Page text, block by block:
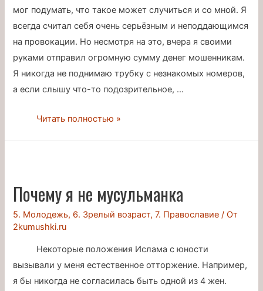
мог подумать, что такое может случиться и со мной. Я
всегда считал себя очень серьёзным и неподдающимся
на провокации. Но несмотря на это, вчера я своими
руками отправил огромную сумму денег мошенникам.
Я никогда не поднимаю трубку с незнакомых номеров,
а если слышу что-то подозрительное, …
Как
Читать полностью »
Почему я не мусульманка
5. Молодежь, 6. Зрелый возраст,7. Православие / От
2kumushki.ru
Некоторые положения Ислама с юности
вызывали у меня естественное отторжение. Например,
я бы никогда не согласилась быть одной из 4 жен.